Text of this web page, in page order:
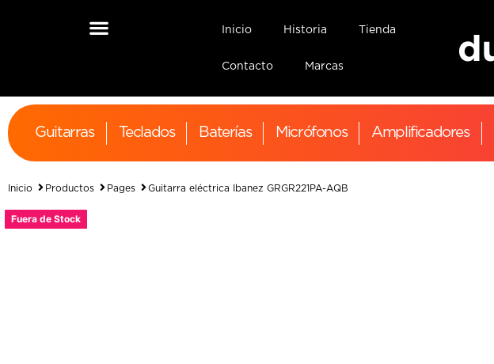
Inicio Historia Tienda
Contacto Marcas
Guitarras Teclados Baterías Micrófonos Amplificadores
Inicio Productos Pages Guitarra eléctrica Ibanez GRGR221PA-AQB
Fuera de Stock